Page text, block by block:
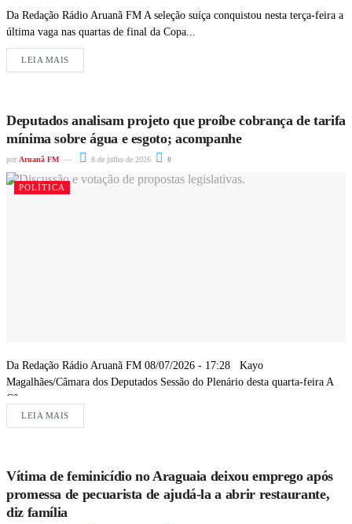
Da Redação Rádio Aruanã FM A seleção suíça conquistou nesta terça-feira a
última vaga nas quartas de final da Copa...
LEIA MAIS
Deputados analisam projeto que proíbe cobrança de tarifa
mínima sobre água e esgoto; acompanhe
por Aruanã FM 8 de julho de 2026 0
POLÍTICA
Da Redação Rádio Aruanã FM 08/07/2026 - 17:28 Kayo
Magalhães/Câmara dos Deputados Sessão do Plenário desta quarta-feira A
Câmara...
LEIA MAIS
Vítima de feminicídio no Araguaia deixou emprego após
promessa de pecuarista de ajudá-la a abrir restaurante,
diz família